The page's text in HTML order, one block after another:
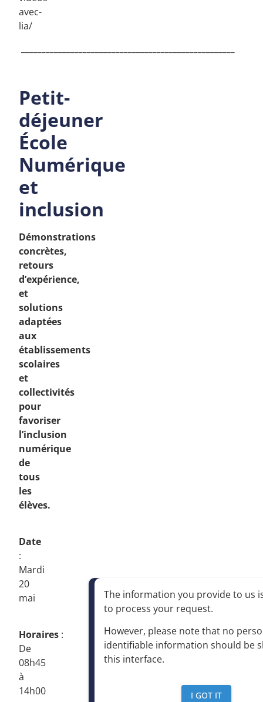
avec-
lia/
Petit-
déjeuner
École
Numérique
et
inclusion
Démonstrations
concrètes,
retours
d’expérience,
et
solutions
adaptées
aux
établissements
scolaires
et
collectivités
pour
favoriser
l’inclusion
numérique
de
tous
les
élèves.
Date
:
Mardi
20
mai
Horaires :
De
08h45
à
14h00
The information you provide to us
to process your request.
However, please note that no
identifiable information should be
this interface.
I GOT IT